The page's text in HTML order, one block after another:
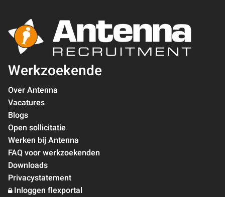
Werkzoekende
Over Antenna
Vacatures
Blogs
Open sollicitatie
Werken bij Antenna
FAQ voor werkzoekenden
Downloads
Privacystatement
Inloggen flexportal